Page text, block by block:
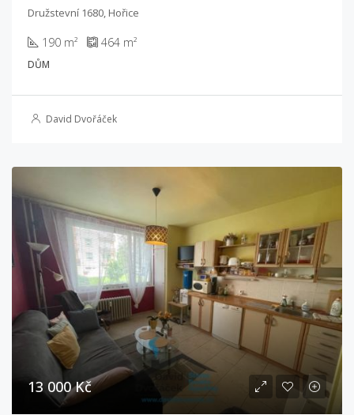
Družstevní 1680, Hořice
190 m² 464 m²
DŮM
David Dvořáček
13 000 Kč